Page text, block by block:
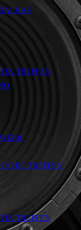
TREFFEN
TREFFEN
TREFFEN